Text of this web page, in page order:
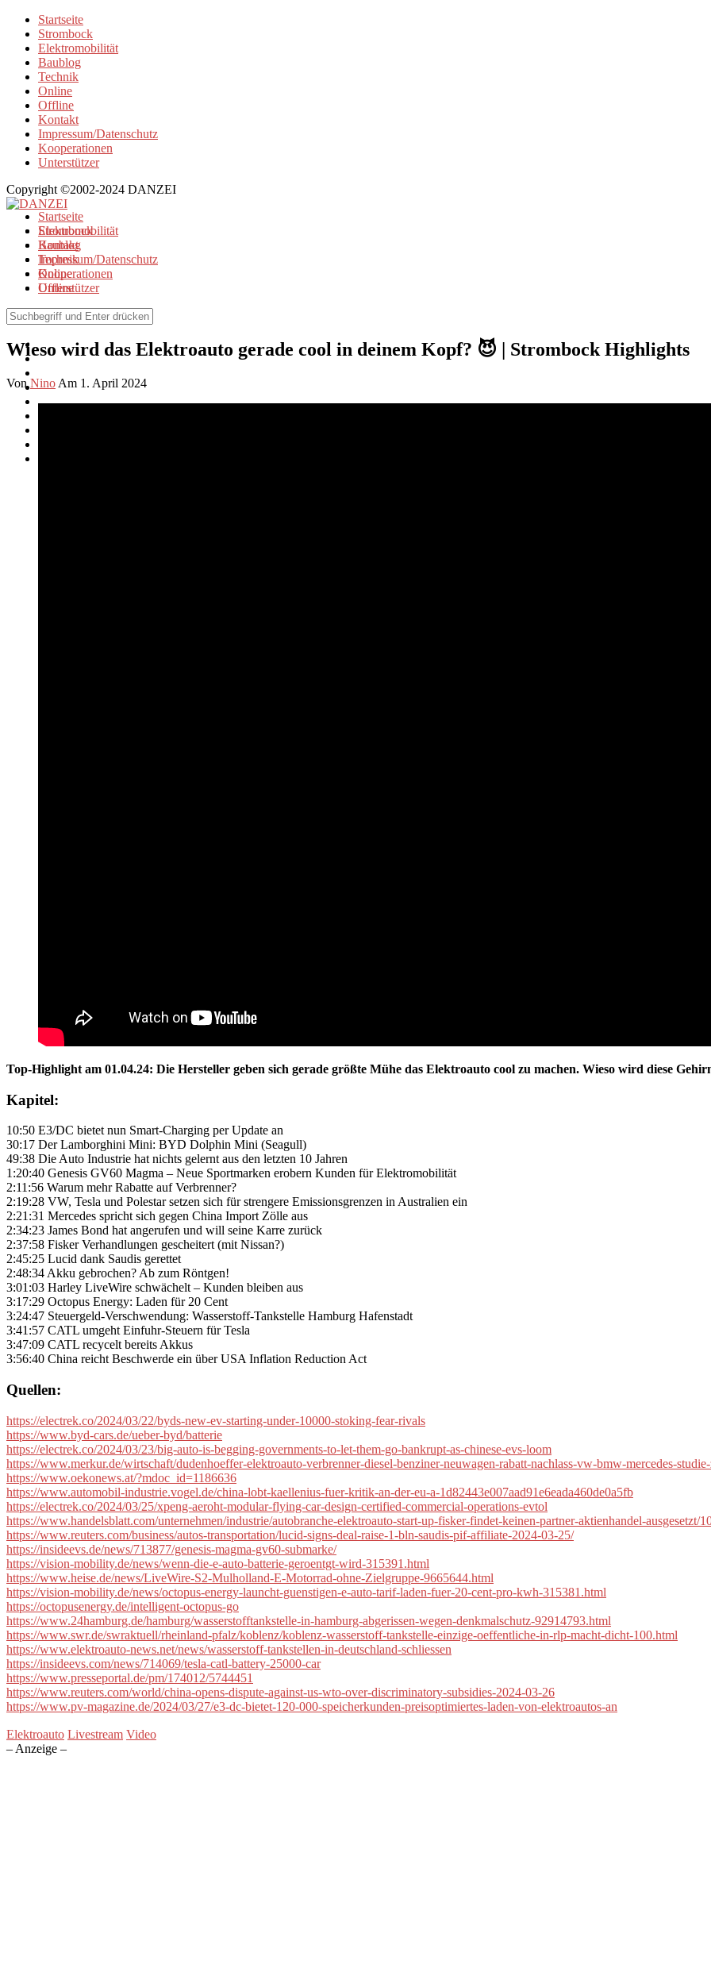
Startseite
Strombock
Elektromobilität
Baublog
Technik
Online
Offline
Kontakt
Impressum/Datenschutz
Kooperationen
Unterstützer
Copyright ©2002-2024 DANZEI
Startseite
Strombock
Kontakt
Impressum/Datenschutz
Kooperationen
Unterstützer
Elektromobilität
Baublog
Technik
Online
Offline
Elektromobilität
Wieso wird das Elektroauto gerade cool in deinem Kopf? 😈 | Strombock Highlights
VonNino Am 1. April 2024
Top-Highlight am 01.04.24: Die Hersteller geben sich gerade größte Mühe das Elektroauto cool zu machen. Wieso wird diese
Kapitel:
10:50 E3/DC bietet nun Smart-Charging per Update an
30:17 Der Lamborghini Mini: BYD Dolphin Mini (Seagull)
49:38 Die Auto Industrie hat nichts gelernt aus den letzten 10 Jahren
1:20:40 Genesis GV60 Magma – Neue Sportmarken erobern Kunden für Elektromobilität
2:11:56 Warum mehr Rabatte auf Verbrenner?
2:19:28 VW, Tesla und Polestar setzen sich für strengere Emissionsgrenzen in Australien ein
2:21:31 Mercedes spricht sich gegen China Import Zölle aus
2:34:23 James Bond hat angerufen und will seine Karre zurück
2:37:58 Fisker Verhandlungen gescheitert (mit Nissan?)
2:45:25 Lucid dank Saudis gerettet
2:48:34 Akku gebrochen? Ab zum Röntgen!
3:01:03 Harley LiveWire schwächelt – Kunden bleiben aus
3:17:29 Octopus Energy: Laden für 20 Cent
3:24:47 Steuergeld-Verschwendung: Wasserstoff-Tankstelle Hamburg Hafenstadt
3:41:57 CATL umgeht Einfuhr-Steuern für Tesla
3:47:09 CATL recycelt bereits Akkus
3:56:40 China reicht Beschwerde ein über USA Inflation Reduction Act
Quellen:
https://electrek.co/2024/03/22/byds-new-ev-starting-under-10000-stoking-fear-rivals
https://www.byd-cars.de/ueber-byd/batterie
https://electrek.co/2024/03/23/big-auto-is-begging-governments-to-let-them-go-bankrupt-as-chinese-evs-loom
https://www.merkur.de/wirtschaft/dudenhoeffer-elektroauto-verbrenner-diesel-benziner-neuwagen-rabatt-nachlass-vw-bmw-mercedes-
https://www.oekonews.at/?mdoc_id=1186636
https://www.automobil-industrie.vogel.de/china-lobt-kaellenius-fuer-kritik-an-der-eu-a-1d82443e007aad91e6eada460de0a5fb
https://electrek.co/2024/03/25/xpeng-aeroht-modular-flying-car-design-certified-commercial-operations-evtol
https://www.handelsblatt.com/unternehmen/industrie/autobranche-elektroauto-start-up-fisker-findet-keinen-partner-aktienhandel-ausgesetzt/
https://www.reuters.com/business/autos-transportation/lucid-signs-deal-raise-1-bln-saudis-pif-affiliate-2024-03-25/
https://insideevs.de/news/713877/genesis-magma-gv60-submarke/
https://vision-mobility.de/news/wenn-die-e-auto-batterie-geroentgt-wird-315391.html
https://www.heise.de/news/LiveWire-S2-Mulholland-E-Motorrad-ohne-Zielgruppe-9665644.html
https://vision-mobility.de/news/octopus-energy-launcht-guenstigen-e-auto-tarif-laden-fuer-20-cent-pro-kwh-315381.html
https://octopusenergy.de/intelligent-octopus-go
https://www.24hamburg.de/hamburg/wasserstofftankstelle-in-hamburg-abgerissen-wegen-denkmalschutz-92914793.html
https://www.swr.de/swraktuell/rheinland-pfalz/koblenz/koblenz-wasserstoff-tankstelle-einzige-oeffentliche-in-rlp-macht-dicht-100.html
https://www.elektroauto-news.net/news/wasserstoff-tankstellen-in-deutschland-schliessen
https://insideevs.com/news/714069/tesla-catl-battery-25000-car
https://www.presseportal.de/pm/174012/5744451
https://www.reuters.com/world/china-opens-dispute-against-us-wto-over-discriminatory-subsidies-2024-03-26
https://www.pv-magazine.de/2024/03/27/e3-dc-bietet-120-000-speicherkunden-preisoptimiertes-laden-von-elektroautos-an
Elektroauto Livestream Video
– Anzeige –